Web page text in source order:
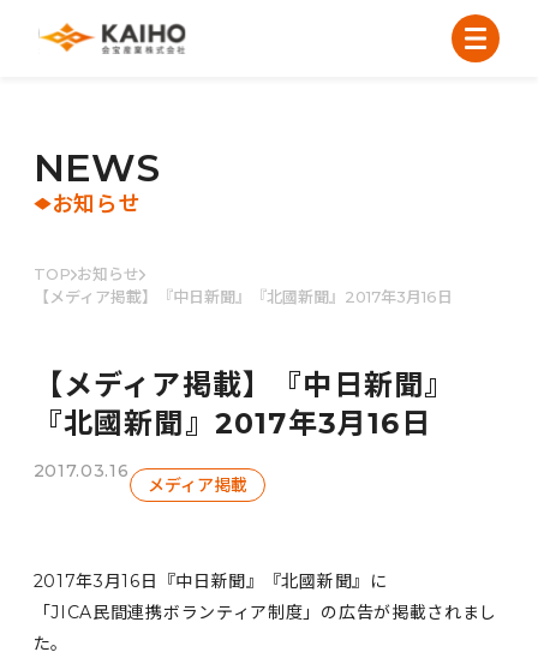
NEWS
お知らせ
TOP お知らせ
【メディア掲載】『中日新聞』『北國新聞』2017年3月16日
【メディア掲載】『中日新聞』
『北國新聞』2017年3月16日
2017.03.16
メディア掲載
2017年3月16日『中日新聞』『北國新聞』に
「JICA民間連携ボランティア制度」の広告が掲載されまし
た。